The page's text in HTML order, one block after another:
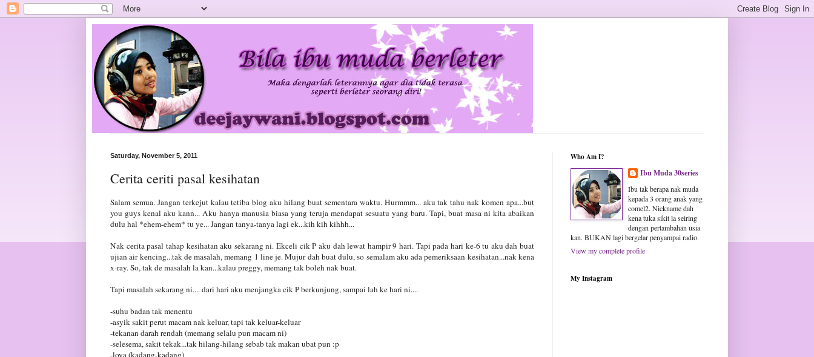
Saturday, November 5, 2011
Cerita ceriti pasal kesihatan
Salam semua. Jangan terkejut kalau tetiba blog aku hilang buat sementara waktu. Hurmmm... aku tak tahu nak komen apa...but
you guys kenal aku kann... Aku hanya manusia biasa yang teruja mendapat sesuatu yang baru. Tapi, buat masa ni kita abaikan
dulu hal *ehem-ehem* tu ye... Jangan tanya-tanya lagi ek...kih kih kihhh...
Nak cerita pasal tahap kesihatan aku sekarang ni. Ekceli cik P aku dah lewat hampir 9 hari. Tapi pada hari ke-6 tu aku dah buat
ujian air kencing...tak de masalah, memang 1 line je. Mujur dah buat dulu, so semalam aku ada pemeriksaan kesihatan...nak kena
x-ray. So, tak de masalah la kan...kalau preggy, memang tak boleh nak buat.
Tapi masalah sekarang ni.... dari hari aku menjangka cik P berkunjung, sampai lah ke hari ni....
-suhu badan tak menentu
-asyik sakit perut macam nak keluar, tapi tak keluar-keluar
-tekanan darah rendah (memang selalu pun macam ni)
-selesema, sakit tekak...tak hilang-hilang sebab tak makan ubat pun :p
-loya (kadang-kadang)
Who Am I?
Ibu Muda 30series
Ibu tak berapa nak muda
kepada 3 orang anak yang
comel2. Nickname dah
kena tuka sikit la seiring
dengan pertambahan usia
kan. BUKAN lagi bergelar penyampai radio.
View my complete profile
My Instagram